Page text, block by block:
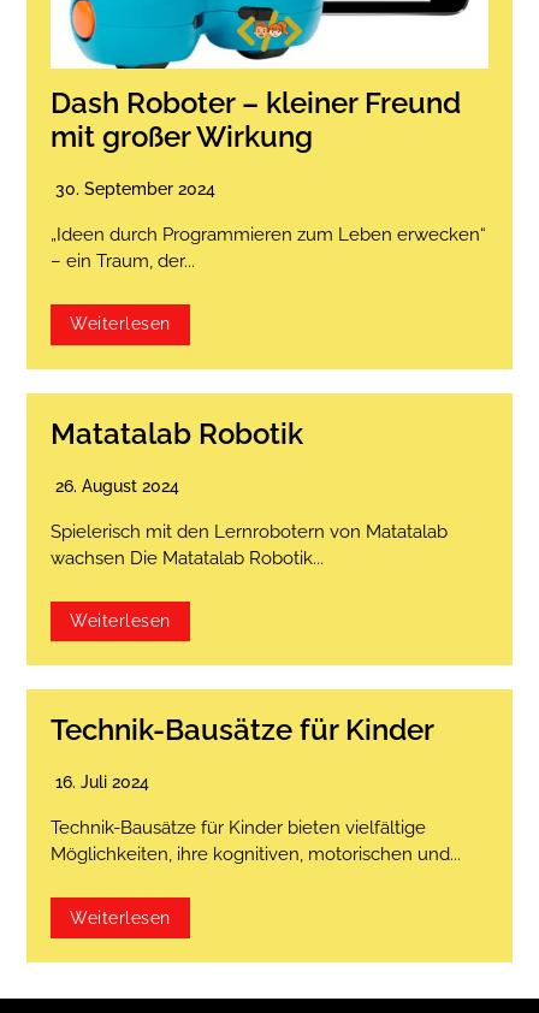
Dash Roboter – kleiner Freund
mit großer Wirkung
30. September 2024
„Ideen durch Programmieren zum Leben erwecken“
– ein Traum, der...
Weiterlesen
Matatalab Robotik
26. August 2024
Spielerisch mit den Lernrobotern von Matatalab
wachsen Die Matatalab Robotik...
Weiterlesen
Technik-Bausätze für Kinder
16. Juli 2024
Technik-Bausätze für Kinder bieten vielfältige
Möglichkeiten, ihre kognitiven, motorischen und...
Weiterlesen